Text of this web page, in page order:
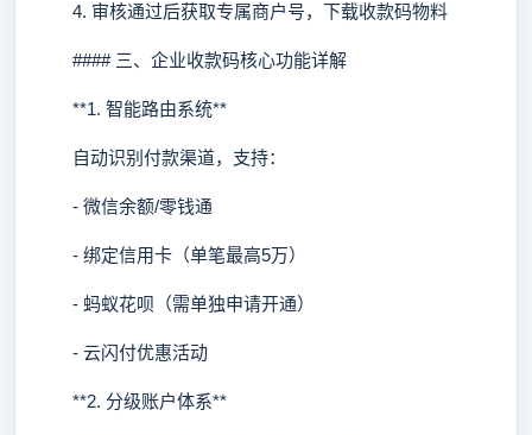
4. 审核通过后获取专属商户号，下载收款码物料
#### 三、企业收款码核心功能详解
**1. 智能路由系统**
自动识别付款渠道，支持：
- 微信余额/零钱通
- 绑定信用卡（单笔最高5万）
- 蚂蚁花呗（需单独申请开通）
- 云闪付优惠活动
**2. 分级账户体系**